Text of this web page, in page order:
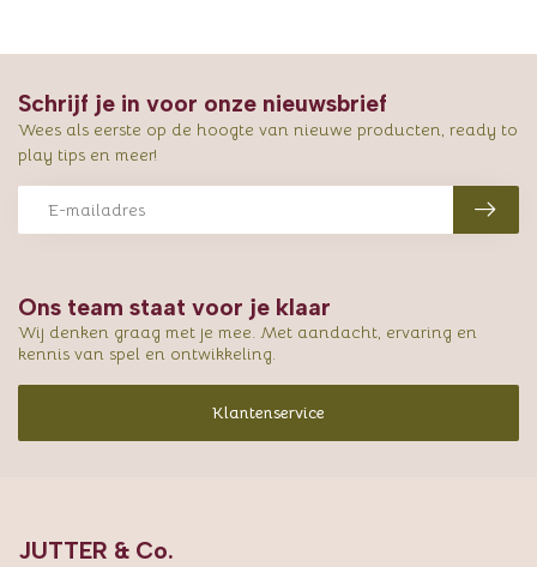
Ons team staat voor je klaar
Wij denken graag met je mee. Met aandacht, ervaring en
kennis van spel en ontwikkeling.
Klantenservice
Schrijf je in voor onze nieuwsbrief
Wees als eerste op de hoogte van nieuwe producten, ready to
play tips en meer!
JUTTER & Co.